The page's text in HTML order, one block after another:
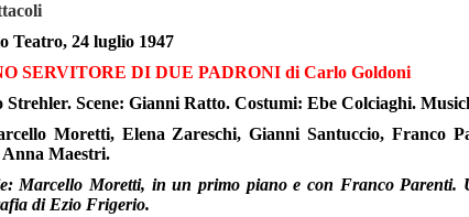
Teatro, 24 luglio 1947
SERVITORE DI DUE PADRONI di Carlo Goldoni
Strehler. Scene: Gianni Ratto. Costumi: Ebe Colciaghi.
Moretti, Elena Zareschi, Gianni Santuccio, Franco
Maestri.
Marcello Moretti, in un primo piano e con Franco Parenti.
di Ezio Frigerio.